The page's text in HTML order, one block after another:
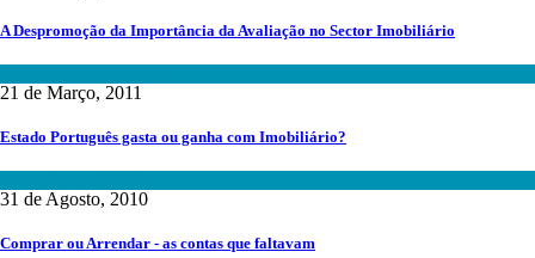
A Despromoção da Importância da Avaliação no Sector Imobiliário
21 de Março, 2011
Estado Português gasta ou ganha com Imobiliário?
31 de Agosto, 2010
Comprar ou Arrendar - as contas que faltavam